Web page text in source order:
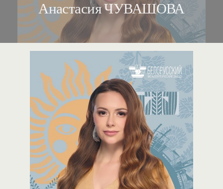
Анастасия ЧУВАШОВА